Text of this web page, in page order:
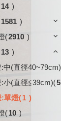
14 )
1581 )
(2910 )
13 )
中(直徑40~79cm)
小(直徑≦39cm)(5
:單燈(1 )
(10 )